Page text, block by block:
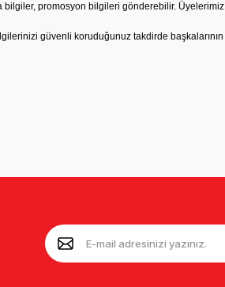
promosyon bilgileri gönderebilir.
güvenli koruduğunuz takdirde